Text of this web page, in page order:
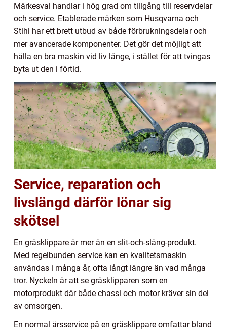
Märkesval handlar i hög grad om tillgång till reservdelar
och service. Etablerade märken som Husqvarna och
Stihl har ett brett utbud av både förbrukningsdelar och
mer avancerade komponenter. Det gör det möjligt att
hålla en bra maskin vid liv länge, i stället för att tvingas
byta ut den i förtid.
Service, reparation och
livslängd därför lönar sig
skötsel
En gräsklippare är mer än en slit-och-släng-produkt.
Med regelbunden service kan en kvalitetsmaskin
användas i många år, ofta långt längre än vad många
tror. Nyckeln är att se gräsklipparen som en
motorprodukt där både chassi och motor kräver sin del
av omsorgen.
En normal årsservice på en gräsklippare omfattar bland